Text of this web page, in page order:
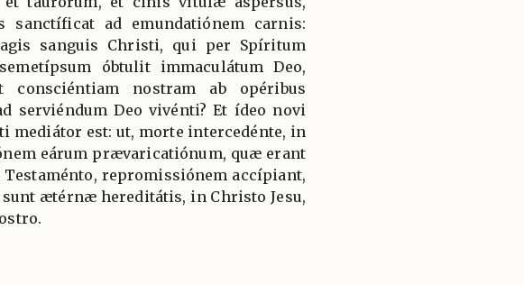
sanctíficat ad emundatiónem carnis:
sanguis Christi, qui per Spíritum
óbtulit immaculátum Deo,
consciéntiam nostram ab opéribus
serviéndum Deo vivénti? Et ídeo novi
mediátor est: ut, morte intercedénte, in
eárum prævaricatiónum, quæ erant
repromissiónem accípiant,
ætérnæ hereditátis, in Christo Jesu,